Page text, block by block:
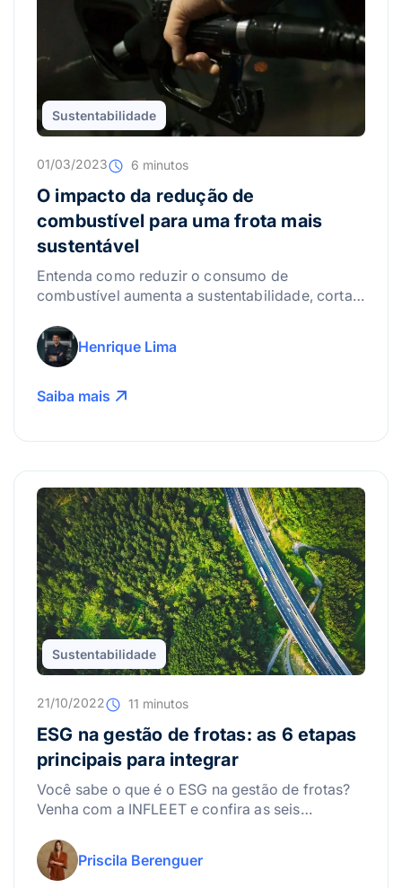
Sustentabilidade
01/03/2023 6 minutos
O impacto da redução de
combustível para uma frota mais
sustentável
Entenda como reduzir o consumo de
combustível aumenta a sustentabilidade, corta
Henrique Lima
Saiba mais
Sustentabilidade
21/10/2022 11 minutos
ESG na gestão de frotas: as 6 etapas
principais para integrar
Você sabe o que é o ESG na gestão de frotas?
Venha com a INFLEET e confira as seis
Priscila Berenguer